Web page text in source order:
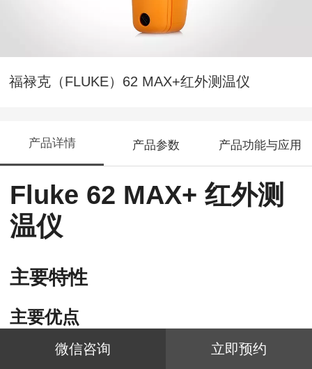
福禄克（FLUKE）62 MAX+红外测温仪
产品详情 产品参数 产品功能与应用
Fluke 62 MAX+ 红外测
温仪
主要特性
主要优点
防尘和防水： IP54 级防尘和防水。
微信咨询 立即预约